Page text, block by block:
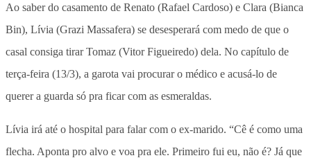
Ao saber do casamento de Renato (Rafael Cardoso) e Clara (Bianca
Bin), Lívia (Grazi Massafera) se desesperará com medo de que o
casal consiga tirar Tomaz (Vitor Figueiredo) dela. No capítulo de
terça-feira (13/3), a garota vai procurar o médico e acusá-lo de
querer a guarda só pra ficar com as esmeraldas.
Lívia irá até o hospital para falar com o ex-marido. “Cê é como uma
flecha. Aponta pro alvo e voa pra ele. Primeiro fui eu, não é? Já que